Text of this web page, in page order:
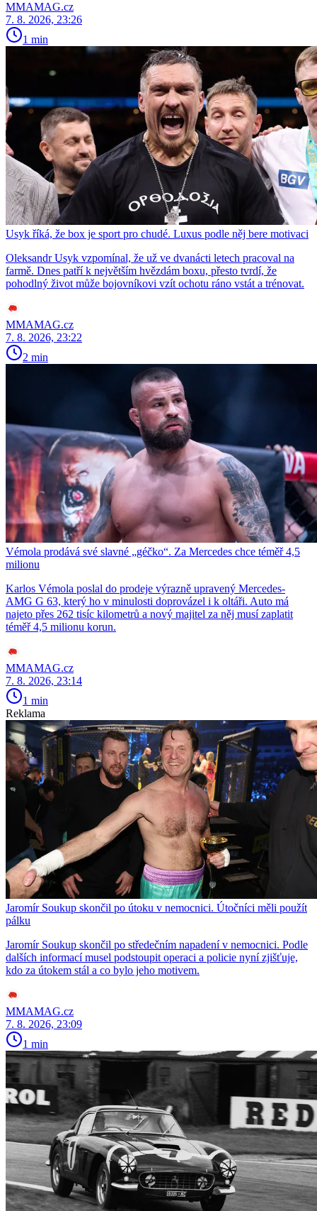
MMAMAG.cz
7. 8. 2026, 23:26
1 min
Usyk říká, že box je sport pro chudé. Luxus podle něj bere motivaci
Oleksandr Usyk vzpomínal, že už ve dvanácti letech pracoval na
farmě. Dnes patří k největším hvězdám boxu, přesto tvrdí, že
pohodlný život může bojovníkovi vzít ochotu ráno vstát a trénovat.
MMAMAG.cz
7. 8. 2026, 23:22
2 min
Vémola prodává své slavné „géčko“. Za Mercedes chce téměř 4,5
milionu
Karlos Vémola poslal do prodeje výrazně upravený Mercedes-
AMG G 63, který ho v minulosti doprovázel i k oltáři. Auto má
najeto přes 262 tisíc kilometrů a nový majitel za něj musí zaplatit
téměř 4,5 milionu korun.
MMAMAG.cz
7. 8. 2026, 23:14
1 min
Reklama
Jaromír Soukup skončil po útoku v nemocnici. Útočníci měli použít
pálku
Jaromír Soukup skončil po středečním napadení v nemocnici. Podle
dalších informací musel podstoupit operaci a policie nyní zjišťuje,
kdo za útokem stál a co bylo jeho motivem.
MMAMAG.cz
7. 8. 2026, 23:09
1 min